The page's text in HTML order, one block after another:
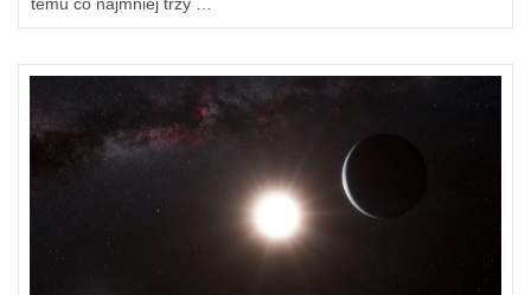
temu co najmniej trzy …